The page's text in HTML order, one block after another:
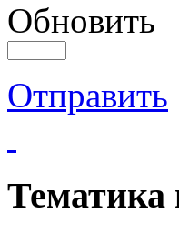
Обновить
Отправить
Тематика